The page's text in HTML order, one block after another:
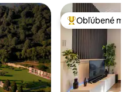
Najobľúbenejšie
Obľúbené